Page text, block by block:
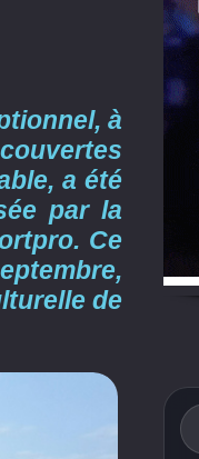
à
a été
par la
Ce
de